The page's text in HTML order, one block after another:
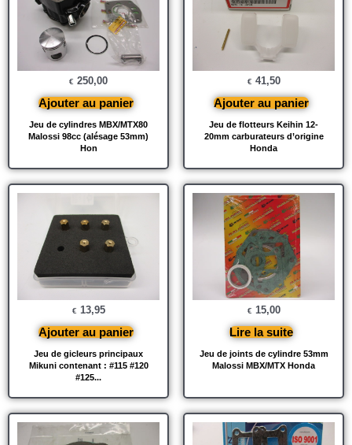
Jeu de cylindres MBX/MTX80
Malossi 98cc (alésage 53mm)
Hon
€ 250,00
Ajouter au panier
Jeu de flotteurs Keihin 12-
20mm carburateurs d’origine
Honda
€ 41,50
Ajouter au panier
Jeu de gicleurs principaux
Mikuni contenant : #115 #120
#125...
€ 13,95
Ajouter au panier
Jeu de joints de cylindre 53mm
Malossi MBX/MTX Honda
€ 15,00
Lire la suite